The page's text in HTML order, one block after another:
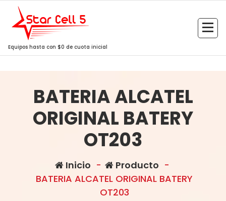
Saltar
contenido
Equipos hasta con $0 de cuota inicial
BATERIA ALCATEL
ORIGINAL BATERY
OT203
Inicio - Producto -
BATERIA ALCATEL ORIGINAL BATERY
OT203